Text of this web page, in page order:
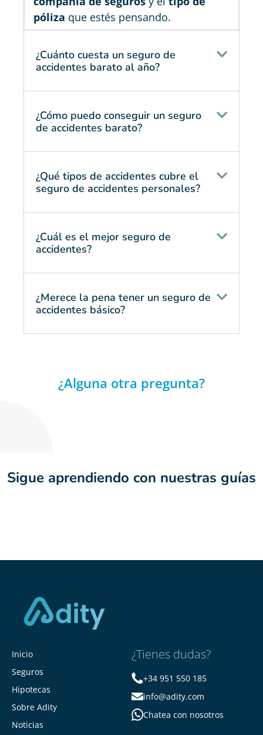
póliza que estés pensando.
¿Cuánto cuesta un seguro de
accidentes barato al año?
¿Cómo puedo conseguir un seguro
de accidentes barato?
¿Qué tipos de accidentes cubre el
seguro de accidentes personales?
¿Cuál es el mejor seguro de
accidentes?
¿Merece la pena tener un seguro de
accidentes básico?
¿Alguna otra pregunta?
Sigue aprendiendo con nuestras guías
Inicio
Seguros
Hipotecas
Sobre Adity
Noticias
¿Tienes dudas?
+34 951 550 185
info@adity.com
Chatea con nosotros